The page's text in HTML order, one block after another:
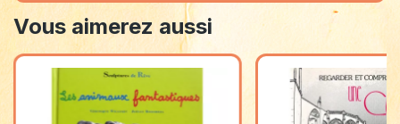
Vous aimerez aussi